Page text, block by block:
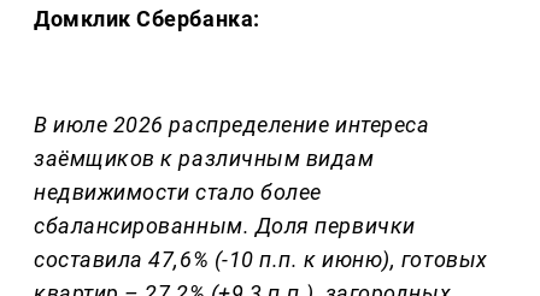
Домклик Сбербанка:
В июле 2026 распределение интереса
заёмщиков к различным видам
недвижимости стало более
сбалансированным. Доля первички
составила 47,6% (-10 п.п. к июню), готовых